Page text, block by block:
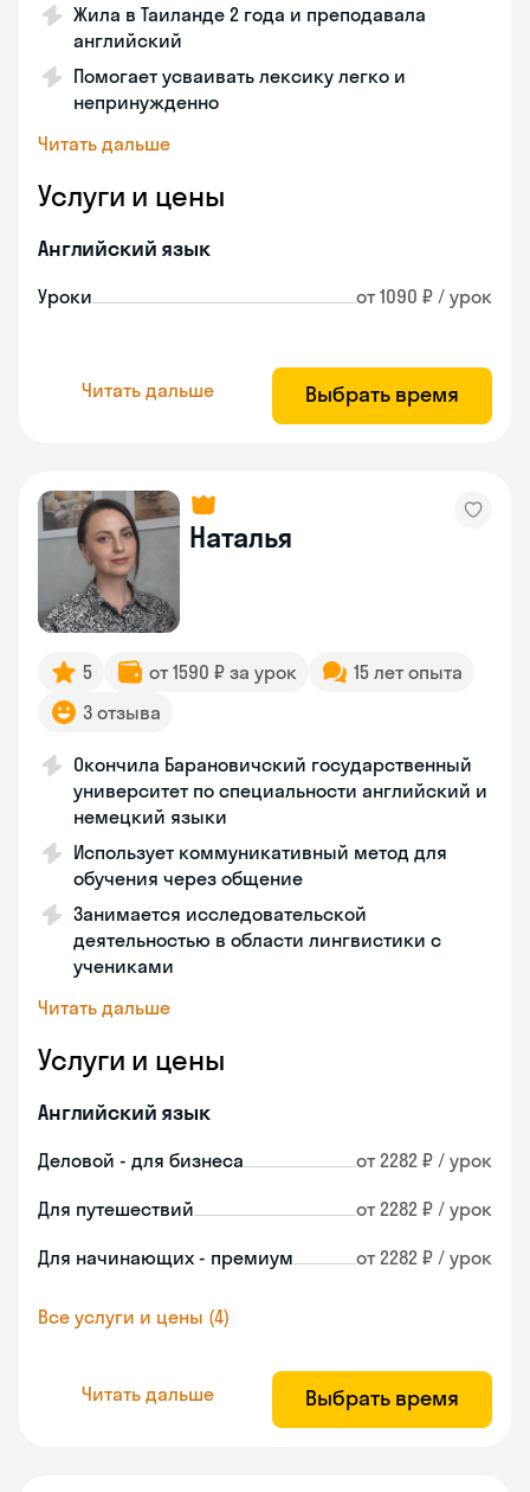
Жила в Таиланде 2 года и преподавала
английский
Помогает усваивать лексику легко и
непринужденно
Читать дальше
Услуги и цены
Английский язык
Уроки от 1090 ₽ / урок
Читать дальше Выбрать время
Наталья
5 от 1590 ₽ за урок
15 лет опыта
3 отзыва
Окончила Барановичский государственный
университет по специальности английский и
немецкий языки
Использует коммуникативный метод для
обучения через общение
Занимается исследовательской
деятельностью в области лингвистики с
учениками
Читать дальше
Услуги и цены
Английский язык
Деловой - для бизнеса от 2282 ₽ / урок
Для путешествий от 2282 ₽ / урок
Для начинающих - премиум от 2282 ₽ / урок
Все услуги и цены (4)
Читать дальше Выбрать время